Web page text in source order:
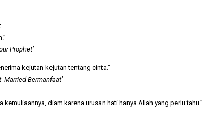
Prophet’
kejutan-kejutan tentang cinta.”
Married Bermanfaat’
diam karena urusan hati hanya Allah yang perlu tahu.”